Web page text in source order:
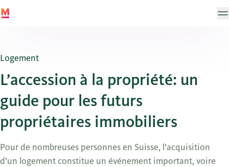
Logement
L’accession à la propriété: un
guide pour les futurs
propriétaires immobiliers
Pour de nombreuses personnes en Suisse, l’acquisition
d’un logement constitue un événement important, voire